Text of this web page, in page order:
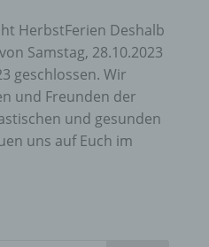
HerbstFerien Deshalb
Samstag, 28.10.2023
geschlossen. Wir
und Freunden der
und gesunden
uns auf Euch im